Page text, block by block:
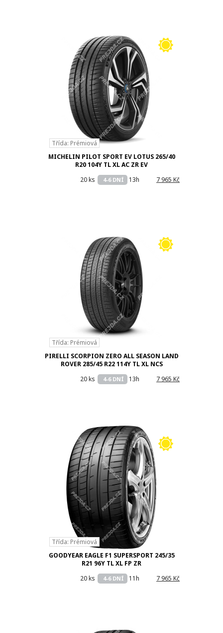
Třída: Prémiová
MICHELIN PILOT SPORT EV LOTUS 265/40
R20 104Y TL XL AC ZR EV
7 965 Kč
13h
4-6 DNÍ
20 ks
Třída: Prémiová
PIRELLI SCORPION ZERO ALL SEASON LAND
ROVER 285/45 R22 114Y TL XL NCS
7 965 Kč
13h
4-6 DNÍ
20 ks
Třída: Prémiová
GOODYEAR EAGLE F1 SUPERSPORT 245/35
R21 96Y TL XL FP ZR
7 965 Kč
11h
4-6 DNÍ
20 ks